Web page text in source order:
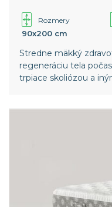
Rozmery
90x200 cm
Stredne mäkký
regeneráciu tela
trpiace skoliózou a